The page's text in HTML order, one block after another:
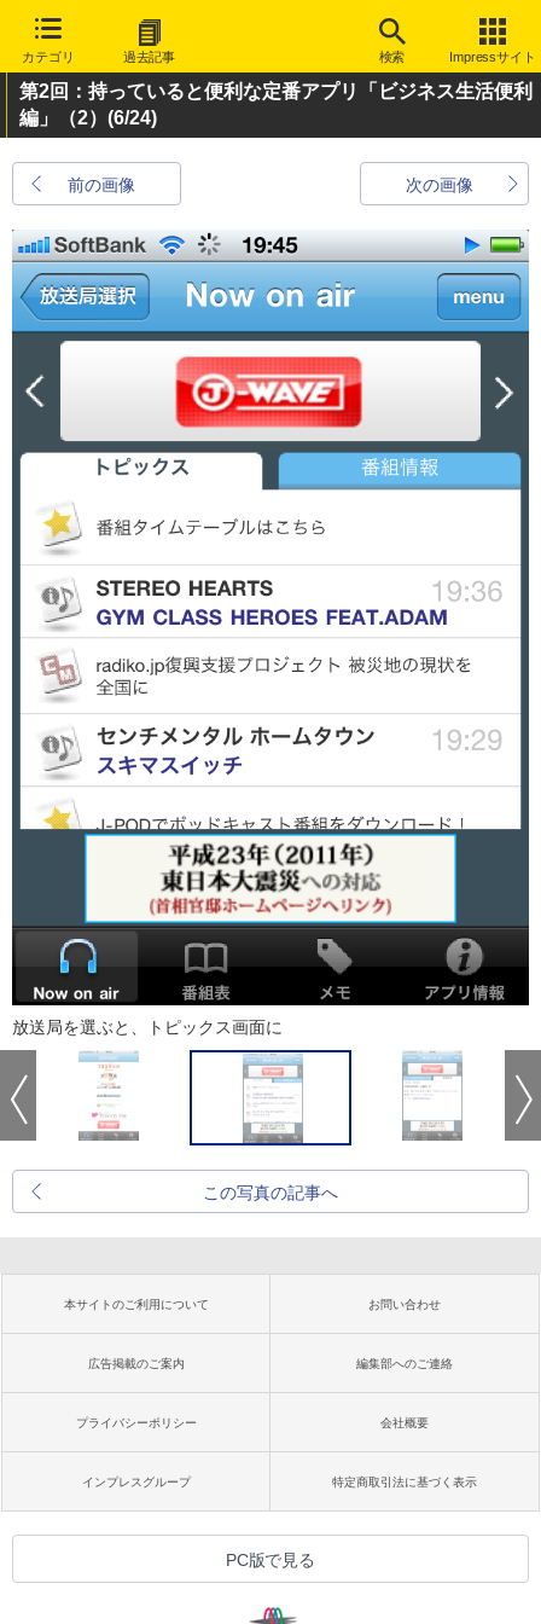
カテゴリ 過去記事 検索 Impressサイト
第2回：持っていると便利な定番アプリ「ビジネス生活便利
編」（2） (6/24)
前の画像 次の画像
放送局を選ぶと、トピックス画面に
この写真の記事へ
本サイトのご利用について お問い合わせ
広告掲載のご案内 編集部へのご連絡
プライバシーポリシー 会社概要
インプレスグループ 特定商取引法に基づく表示
PC版で見る